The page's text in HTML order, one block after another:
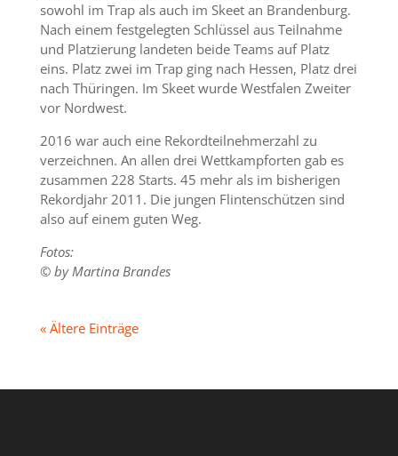
sowohl im Trap als auch im Skeet an Brandenburg.
Nach einem festgelegten Schlüssel aus Teilnahme
und Platzierung landeten beide Teams auf Platz
eins. Platz zwei im Trap ging nach Hessen, Platz drei
nach Thüringen. Im Skeet wurde Westfalen Zweiter
vor Nordwest.
2016 war auch eine Rekordteilnehmerzahl zu
verzeichnen. An allen drei Wettkampforten gab es
zusammen 228 Starts. 45 mehr als im bisherigen
Rekordjahr 2011. Die jungen Flintenschützen sind
also auf einem guten Weg.
Fotos:
© by Martina Brandes
« Ältere Einträge